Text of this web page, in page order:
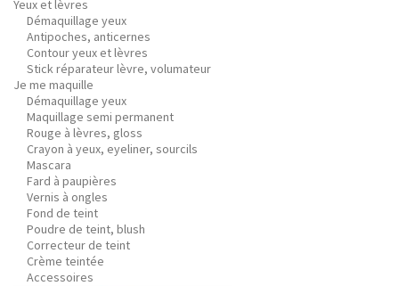
Yeux et lèvres
Démaquillage yeux
Antipoches, anticernes
Contour yeux et lèvres
Stick réparateur lèvre, volumateur
Je me maquille
Démaquillage yeux
Maquillage semi permanent
Rouge à lèvres, gloss
Crayon à yeux, eyeliner, sourcils
Mascara
Fard à paupières
Vernis à ongles
Fond de teint
Poudre de teint, blush
Correcteur de teint
Crème teintée
Accessoires